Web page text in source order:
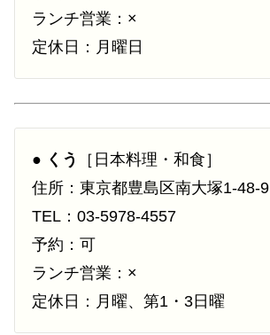
ランチ営業：×
定休日：月曜日
● くう
［日本料理・和食］
住所：東京都豊島区南大塚1-48-9
TEL：03-5978-4557
予約：可
ランチ営業：×
定休日：月曜、第1・3日曜